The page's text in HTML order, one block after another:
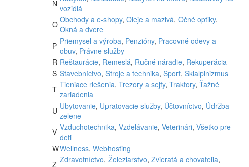
N vozidlá
O Obchody a e-shopy, Oleje a mazivá, Očné optiky,
Okná a dvere
P Priemysel a výroba, Penzióny, Pracovné odevy a
obuv, Právne služby
R Reštaurácie, Remeslá, Ručné náradie, Rekuperácia
S Stavebníctvo, Stroje a technika, Šport, Skialpinizmus
T Tieniace riešenia, Trezory a sejfy, Traktory, Ťažné
zariadenia
U Ubytovanie, Upratovacie služby, Účtovníctvo, Údržba
zelene
V Vzduchotechnika, Vzdelávanie, Veterinári, Všetko pre
deti
WWellness, Webhosting
Z Zdravotníctvo, Železiarstvo, Zvieratá a chovatelia,